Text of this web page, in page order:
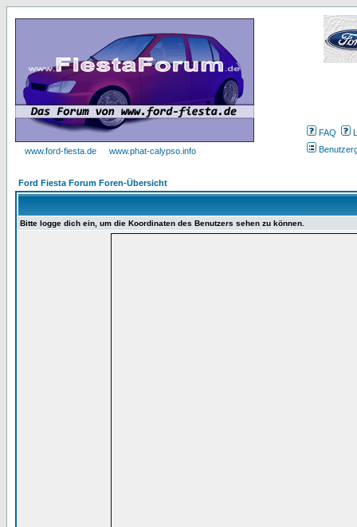
www.ford-fiesta.de www.phat-calypso.info
FAQ
Ford Fiesta Forum Foren-Übersicht
Bitte logge dich ein, um die Koordinaten des Benutzers sehen zu können.